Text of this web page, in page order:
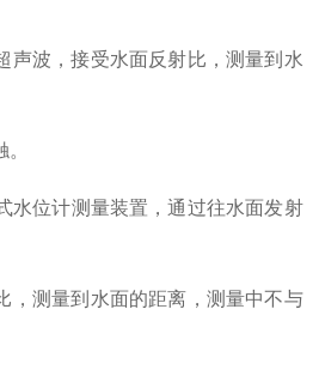
声波，接受水面反射比，测量到水
位计测量装置，通过往水面发射
，测量到水面的距离，测量中不与